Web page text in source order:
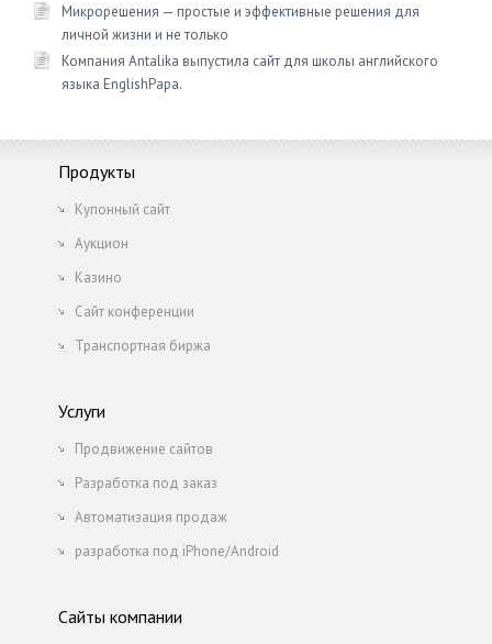
Микрорешения — простые и эффективные решения для
личной жизни и не только
Компания Antalika выпустила сайт для школы английского
языка EnglishРapa.
Продукты
Купонный сайт
Аукцион
Казино
Сайт конференции
Транспортная биржа
Услуги
Продвижение сайтов
Разработка под заказ
Автоматизация продаж
разработка под iPhone/Android
Сайты компании